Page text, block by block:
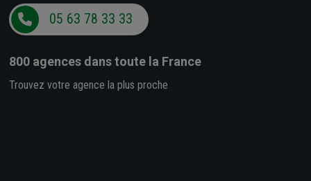
05 63 78 33 33
800 agences dans toute la France
Trouvez votre agence la plus proche